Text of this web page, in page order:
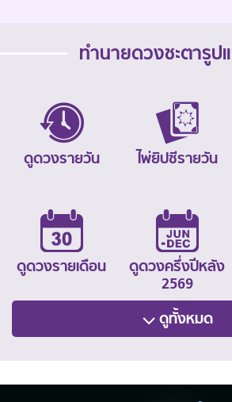
ทำนายดวงชะตารูป
ดูดวงรายวัน ไพ่ยิปซีรายวัน
ดูดวงรายเดือน
ดูดวงครึ่งปีหลัง
2569
ดูทั้งหมด